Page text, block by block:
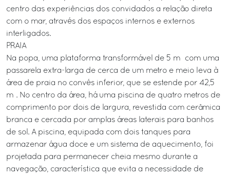
centro das experiências dos convidados a relação direta
com o mar, através dos espaços internos e externos
interligados.
PRAIA
Na popa, uma plataforma transformável de 5 m² com uma
passarela extra-larga de cerca de um metro e meio leva à
área de praia no convés inferior, que se estende por 42,5
m². No centro da área, há uma piscina de quatro metros de
comprimento por dois de largura, revestida com cerâmica
branca e cercada por amplas áreas laterais para banhos
de sol. A piscina, equipada com dois tanques para
armazenar água doce e um sistema de aquecimento, foi
projetada para permanecer cheia mesmo durante a
navegação, característica que evita a necessidade de